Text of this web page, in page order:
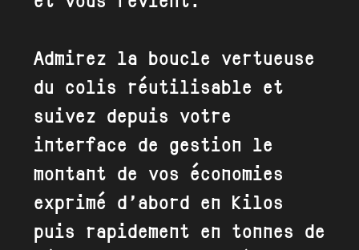
Admirez la boucle vertueuse
du colis réutilisable et
suivez depuis votre
interface de gestion le
montant de vos économies
exprimé d’abord en kilos
puis rapidement en tonnes de